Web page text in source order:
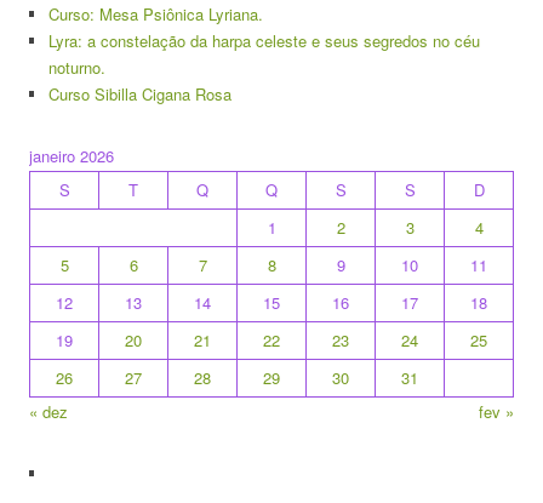
Curso: Mesa Psiônica Lyriana.
Lyra: a constelação da harpa celeste e seus segredos no céu
noturno.
Curso Sibilla Cigana Rosa
janeiro 2026
S
T Q Q S S
D
1
2 3
4
5
6 7 8 9 10
11
12
13 14 15 16 17
18
19
20 21 22 23 24
25
26
27 28 29 30
31
« dez
fev »